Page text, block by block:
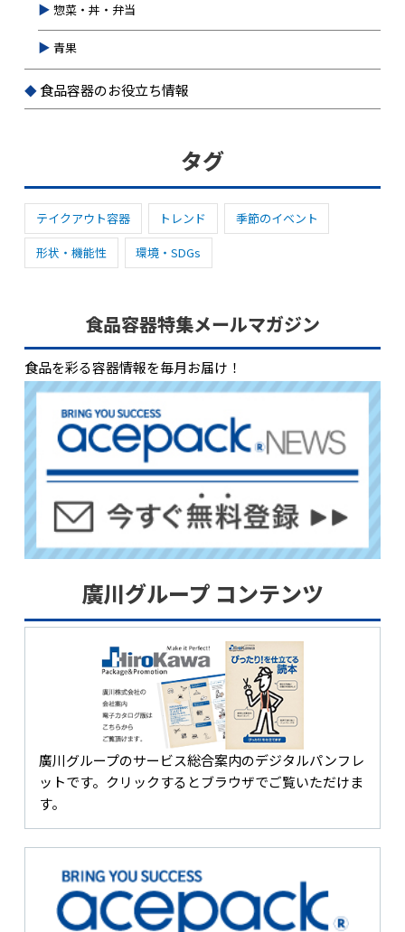
惣菜・丼・弁当
青果
食品容器のお役立ち情報
タグ
テイクアウト容器 トレンド
季節のイベント
形状・機能性
環境・SDGs
食品容器特集メールマガジン
食品を彩る容器情報を毎月お届け！
廣川グループ コンテンツ
廣川グループのサービス総合案内のデジタルパンフレ
ットです。クリックするとブラウザでご覧いただけま
す。